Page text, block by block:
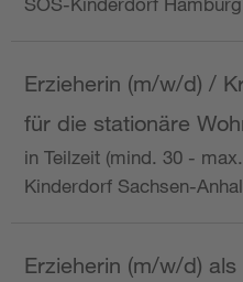
Erzieherin (m/w/d) /
für die stationäre
in Teilzeit (mind. 30 -
Kinderdorf Sachsen-
Erzieherin (m/w/d)